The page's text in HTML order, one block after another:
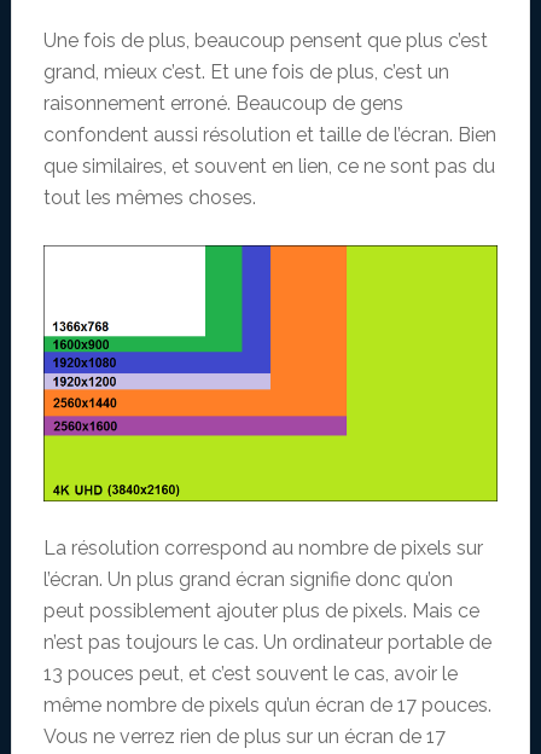
Une fois de plus, beaucoup pensent que plus c’est
grand, mieux c’est. Et une fois de plus, c’est un
raisonnement erroné. Beaucoup de gens
confondent aussi résolution et taille de l’écran. Bien
que similaires, et souvent en lien, ce ne sont pas du
tout les mêmes choses.
La résolution correspond au nombre de pixels sur
l’écran. Un plus grand écran signifie donc qu’on
peut possiblement ajouter plus de pixels. Mais ce
n’est pas toujours le cas. Un ordinateur portable de
13 pouces peut, et c’est souvent le cas, avoir le
même nombre de pixels qu’un écran de 17 pouces.
Vous ne verrez rien de plus sur un écran de 17